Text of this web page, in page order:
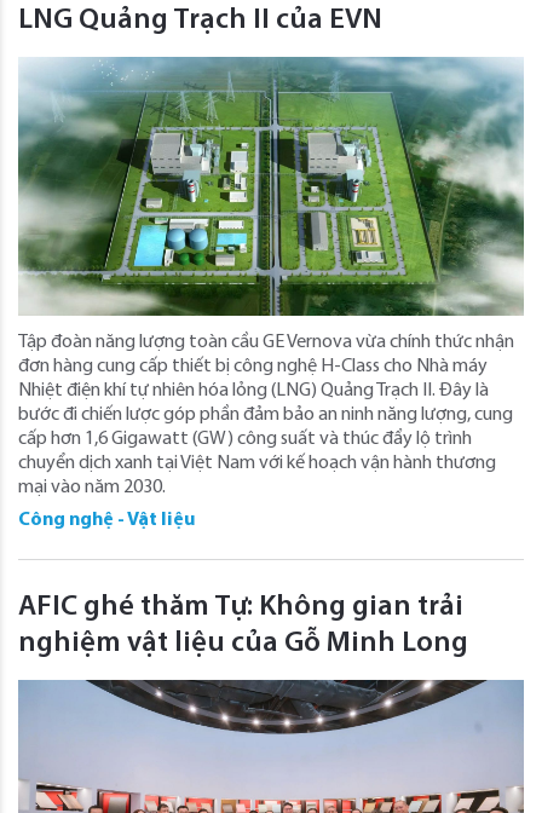
LNG Quảng Trạch II của EVN
Tập đoàn năng lượng toàn cầu GE Vernova vừa chính thức nhận
đơn hàng cung cấp thiết bị công nghệ H-Class cho Nhà máy
Nhiệt điện khí tự nhiên hóa lỏng (LNG) Quảng Trạch II. Đây là
bước đi chiến lược góp phần đảm bảo an ninh năng lượng, cung
cấp hơn 1,6 Gigawatt (GW) công suất và thúc đẩy lộ trình
chuyển dịch xanh tại Việt Nam với kế hoạch vận hành thương
mại vào năm 2030.
Công nghệ - Vật liệu
AFIC ghé thăm Tự: Không gian trải
nghiệm vật liệu của Gỗ Minh Long